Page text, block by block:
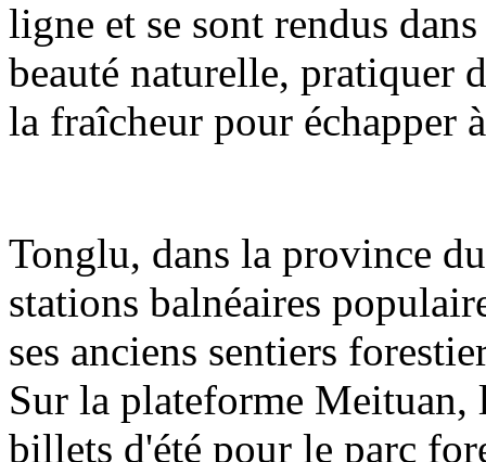
ligne et se sont rendus
beauté naturelle, pratiquer
la fraîcheur pour échapper
Tonglu, dans la province
stations balnéaires
ses anciens sentiers
Sur la plateforme Meituan,
billets d'été pour le parc